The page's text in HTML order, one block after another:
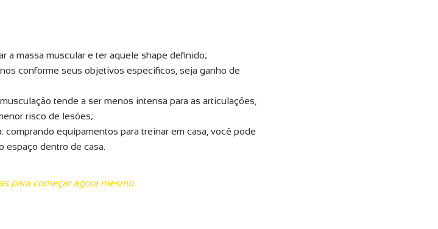
a massa muscular e ter aquele shape definido;
conforme seus objetivos específicos, seja ganho de
tende a ser menos intensa para as articulações,
risco de lesões;
comprando equipamentos para treinar em casa, você pode
espaço dentro de casa.
para começar agora mesmo